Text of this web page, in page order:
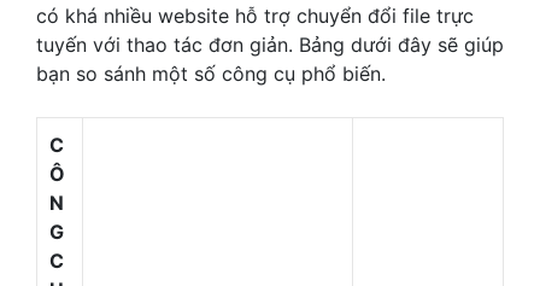
có khá nhiều website hỗ trợ chuyển đổi file trực
tuyến với thao tác đơn giản. Bảng dưới đây sẽ giúp
bạn so sánh một số công cụ phổ biến.
C
Ô
N
G
C